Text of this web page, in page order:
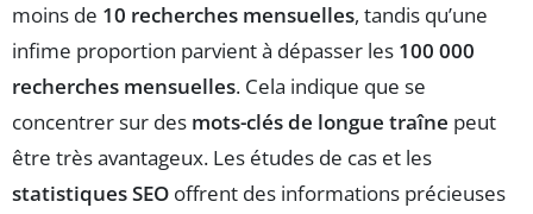
moins de 10 recherches mensuelles, tandis qu’une
infime proportion parvient à dépasser les 100 000
recherches mensuelles. Cela indique que se
concentrer sur des mots-clés de longue traîne peut
être très avantageux. Les études de cas et les
statistiques SEO offrent des informations précieuses